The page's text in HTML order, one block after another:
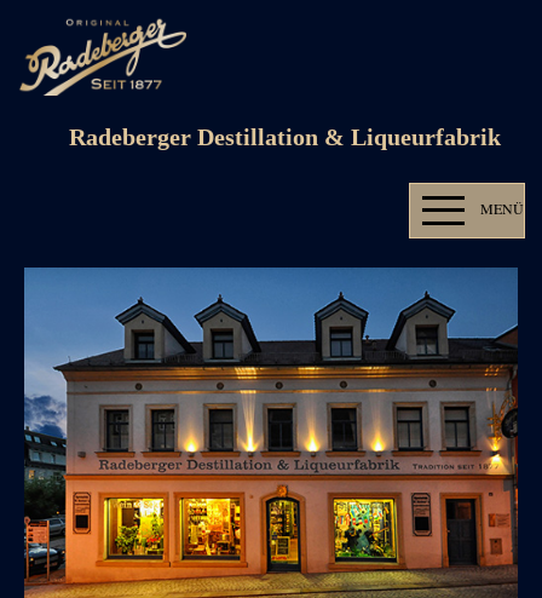
Radeberger Destillation & Liqueurfabrik
MENÜ